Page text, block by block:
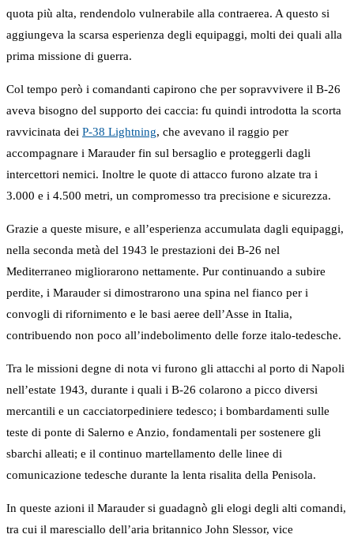
quota più alta, rendendolo vulnerabile alla contraerea. A questo si
aggiungeva la scarsa esperienza degli equipaggi, molti dei quali alla
prima missione di guerra.
Col tempo però i comandanti capirono che per sopravvivere il B-26
aveva bisogno del supporto dei caccia: fu quindi introdotta la scorta
ravvicinata dei P-38 Lightning, che avevano il raggio per
accompagnare i Marauder fin sul bersaglio e proteggerli dagli
intercettori nemici. Inoltre le quote di attacco furono alzate tra i
3.000 e i 4.500 metri, un compromesso tra precisione e sicurezza.
Grazie a queste misure, e all’esperienza accumulata dagli equipaggi,
nella seconda metà del 1943 le prestazioni dei B-26 nel
Mediterraneo migliorarono nettamente. Pur continuando a subire
perdite, i Marauder si dimostrarono una spina nel fianco per i
convogli di rifornimento e le basi aeree dell’Asse in Italia,
contribuendo non poco all’indebolimento delle forze italo-tedesche.
Tra le missioni degne di nota vi furono gli attacchi al porto di Napoli
nell’estate 1943, durante i quali i B-26 colarono a picco diversi
mercantili e un cacciatorpediniere tedesco; i bombardamenti sulle
teste di ponte di Salerno e Anzio, fondamentali per sostenere gli
sbarchi alleati; e il continuo martellamento delle linee di
comunicazione tedesche durante la lenta risalita della Penisola.
In queste azioni il Marauder si guadagnò gli elogi degli alti comandi,
tra cui il maresciallo dell’aria britannico John Slessor, vice